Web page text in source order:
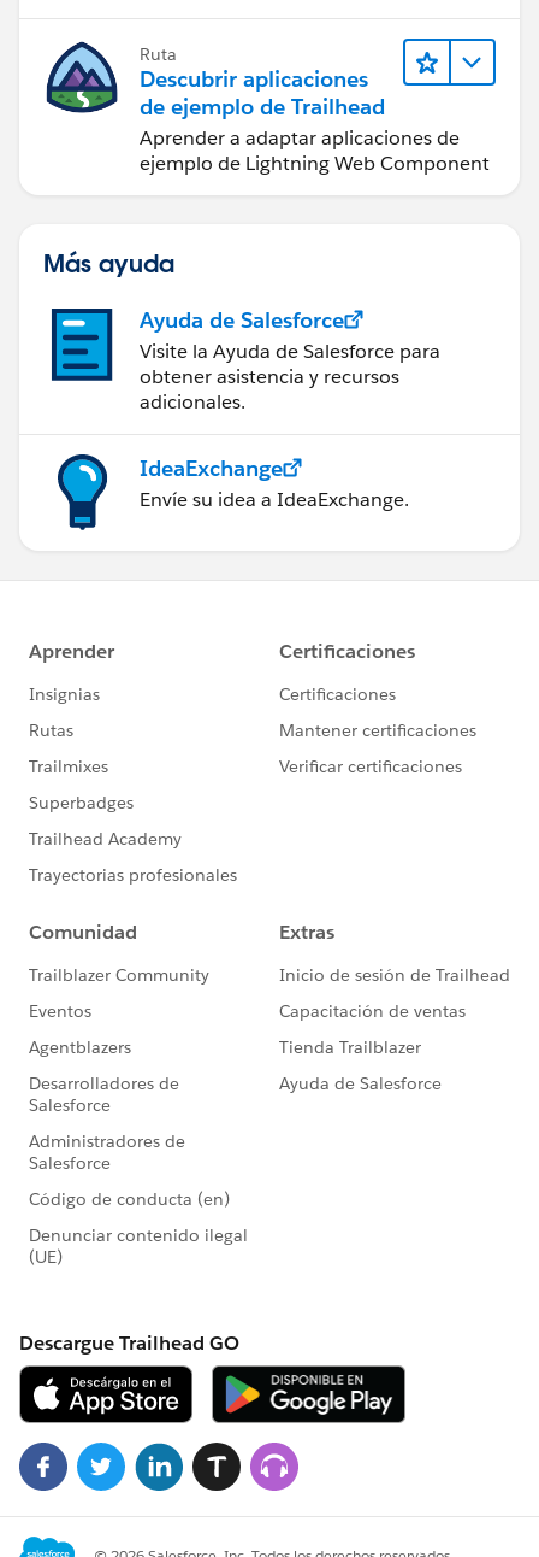
Ruta
Descubrir aplicaciones
de ejemplo de Trailhead
Aprender a adaptar aplicaciones de
ejemplo de Lightning Web Component
Más ayuda
Ayuda de Salesforce
Visite la Ayuda de Salesforce para
obtener asistencia y recursos
adicionales.
IdeaExchange
Envíe su idea a IdeaExchange.